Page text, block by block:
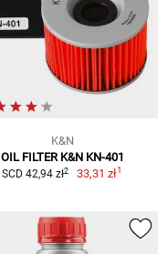
K&N
OIL FILTER K&N KN-401
SCD 42,94 zł2 33,31 zł1